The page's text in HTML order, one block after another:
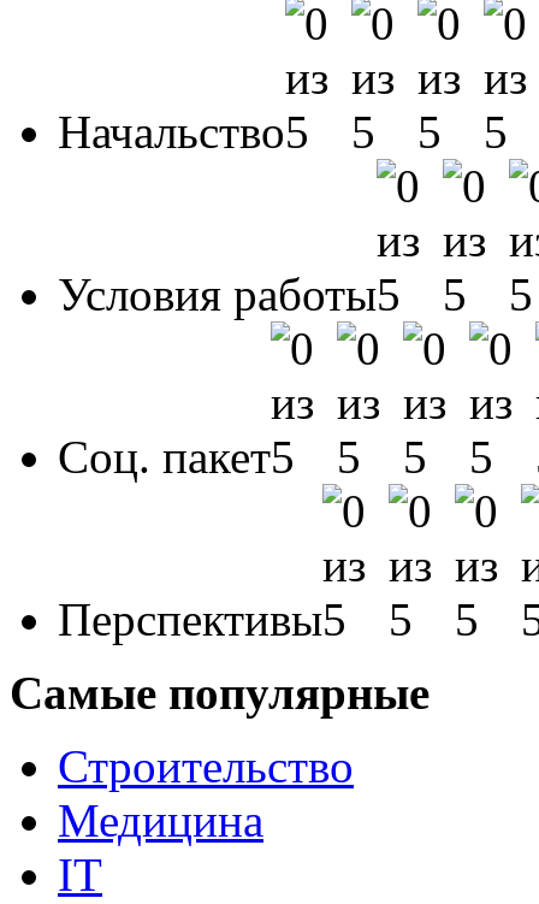
Начальство
Условия работы
Соц. пакет
Перспективы
Самые популярные
Строительство
Медицина
IT